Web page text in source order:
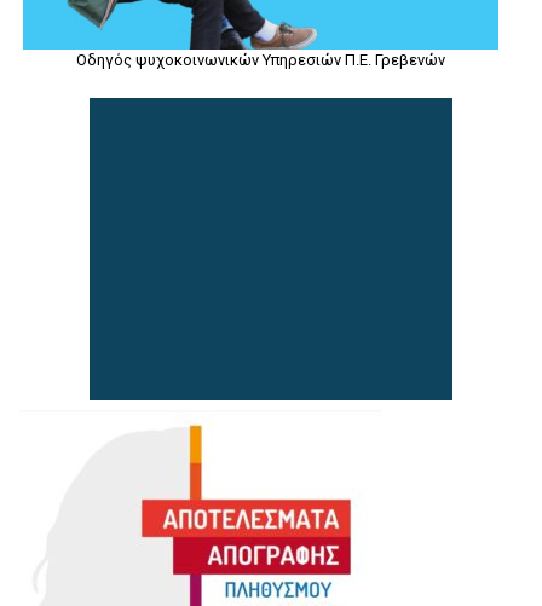
Οδηγός ψυχοκοινωνικών Υπηρεσιών Π.Ε. Γρεβενών